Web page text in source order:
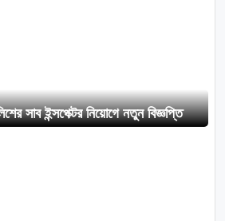
সাব ইন্সপেক্টর নিয়োগে নতুন বিজ্ঞপ্তি